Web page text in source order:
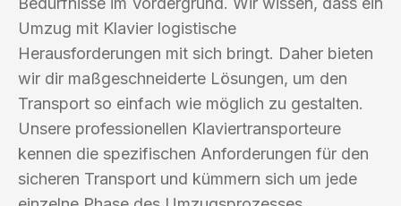
Umzug mit Klavier logistische
Herausforderungen mit sich bringt. Daher bieten
wir dir maßgeschneiderte Lösungen, um den
Transport so einfach wie möglich zu gestalten.
Unsere professionellen Klaviertransporteure
kennen die spezifischen Anforderungen für den
sicheren Transport und kümmern sich um jede